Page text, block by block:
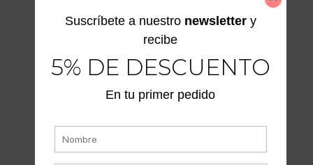
Suscríbete a nuestro newslettery
recibe
5% DE DESCUENTO
En tu primer pedido